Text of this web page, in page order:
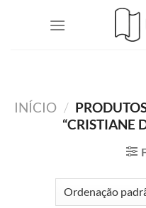
INÍCIO /
“CRISTIANE